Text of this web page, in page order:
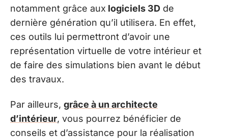
notamment grâce aux logiciels 3D de
dernière génération qu’il utilisera. En effet,
ces outils lui permettront d’avoir une
représentation virtuelle de votre intérieur et
de faire des simulations bien avant le début
des travaux.
Par ailleurs, grâce à un architecte
d’intérieur, vous pourrez bénéficier de
conseils et d’assistance pour la réalisation